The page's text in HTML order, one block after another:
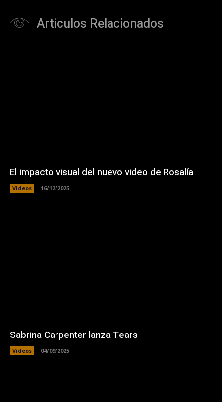
Articulos Relacionados
El impacto visual del nuevo video de Rosalía
Videos 16/12/2025
Sabrina Carpenter lanza Tears
Videos 04/09/2025